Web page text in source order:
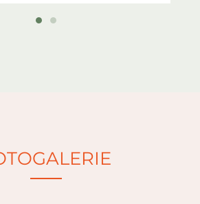
minut pro 2 osoby